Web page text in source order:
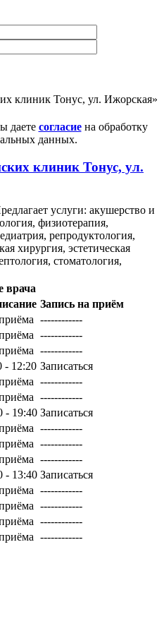
клиник Тонус, ул. Ижорская»
даете согласиена обработку
данных.
клиник Тонус, ул.
услуги: акушерство и
физиотерапия,
репродуктология,
хирургия, эстетическая
стоматология,
врача
Запись на приём
------------
------------
------------
- 12:20 Записаться
------------
------------
- 19:40 Записаться
------------
------------
------------
- 13:40 Записаться
------------
------------
------------
------------